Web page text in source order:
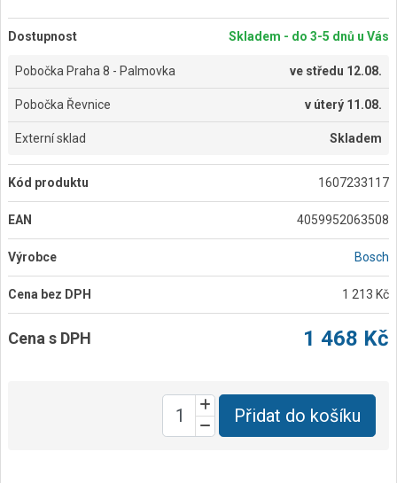
Dostupnost Skladem - do 3-5 dnů u Vás
Pobočka Praha 8 - Palmovka ve středu 12.08.
Pobočka Řevnice v úterý 11.08.
Externí sklad Skladem
Kód produktu 1607233117
EAN 4059952063508
Výrobce Bosch
Cena bez DPH 1 213 Kč
Cena s DPH 1 468 Kč
Přidat do košíku